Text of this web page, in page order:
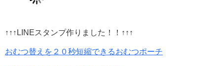
↑↑↑LINEスタンプ作りました！！↑↑↑
おむつ替えを２０秒短縮できるおむつポーチ